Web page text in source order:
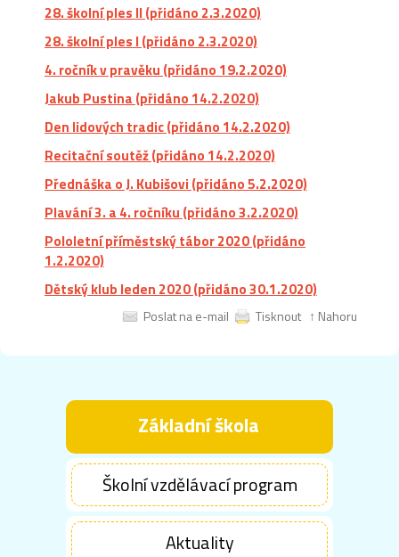
28. školní ples II (přidáno 2.3.2020)
28. školní ples I (přidáno 2.3.2020)
4. ročník v pravěku (přidáno 19.2.2020)
Jakub Pustina (přidáno 14.2.2020)
Den lidových tradic (přidáno 14.2.2020)
Recitační soutěž (přidáno 14.2.2020)
Přednáška o J. Kubišovi (přidáno 5.2.2020)
Plavání 3. a 4. ročníku (přidáno 3.2.2020)
Pololetní příměstský tábor 2020 (přidáno
1.2.2020)
Dětský klub leden 2020 (přidáno 30.1.2020)
Poslat na e-mail Tisknout ↑ Nahoru
Základní škola
Školní vzdělávací program
Aktuality